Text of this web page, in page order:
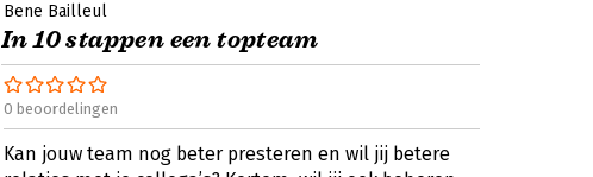
Bene Bailleul
In 10 stappen een topteam
0 beoordelingen
Kan jouw team nog beter presteren en wil jij betere